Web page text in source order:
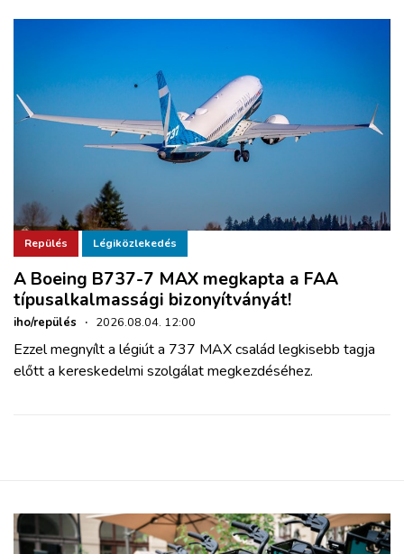
Repülés Légiközlekedés
A Boeing B737-7 MAX megkapta a FAA
típusalkalmassági bizonyítványát!
iho/repülés · 2026.08.04. 12:00
Ezzel megnyílt a légiút a 737 MAX család legkisebb tagja
előtt a kereskedelmi szolgálat megkezdéséhez.